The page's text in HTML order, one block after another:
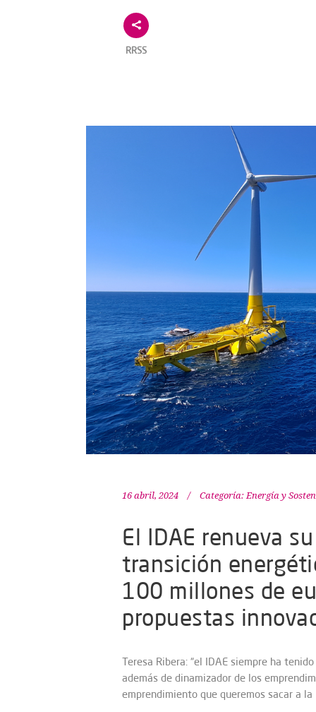
RRSS
16 abril, 2024 Categoría: Energía y
El IDAE renueva
transición
100 millones de
propuestas
Teresa Ribera: “el IDAE siempre ha
además de dinamizador de los
emprendimiento que queremos sacar a